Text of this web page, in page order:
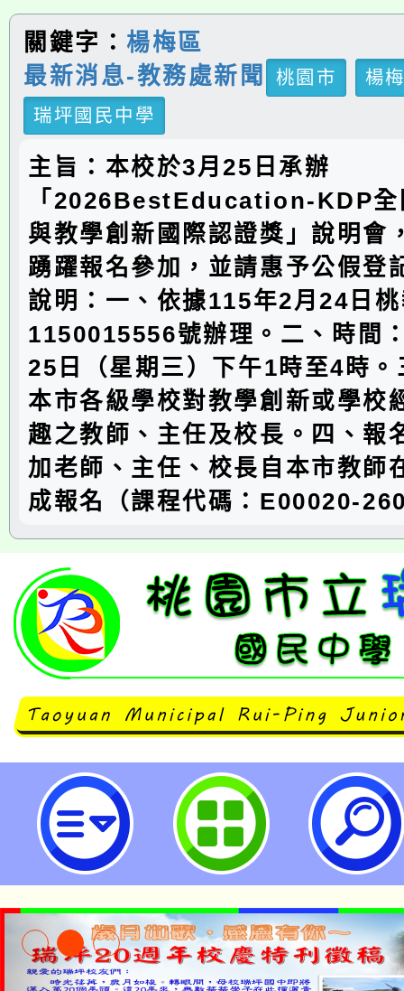
關鍵字： 楊梅區
最新消息-教務處新聞
桃園市
楊
瑞坪國民中學
主旨：本校於3月25日承辦
「2026BestEducation-KDP全
與教學創新國際認證獎」說明會
踴躍報名參加，並請惠予公假登
說明：一、依據115年2月24日
1150015556號辦理。二、時間
25日（星期三）下午1時至4時。
本市各級學校對教學創新或學校
趣之教師、主任及校長。四、報
加老師、主任、校長自本市教師
成報名（課程代碼：E00020-
桃園市桃園區莊敬國民小學「
Education-KDP 全國學校經營與
證獎」-桃園市立瑞坪國民中學